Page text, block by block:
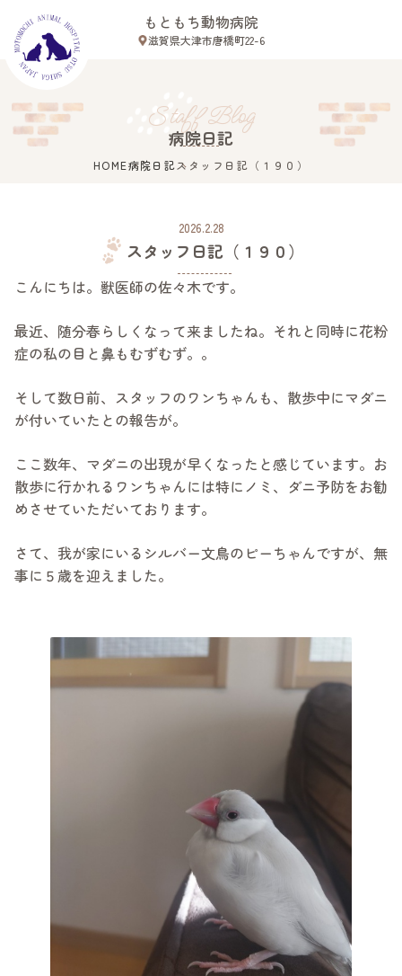
もともち動物病院
滋賀県大津市唐橋町22-6
滋賀県大津市唐橋町22-6
スタッフ紹介
診療案内
病院案内
初めての方へ
アクセス
Staff Blog
病院日記
HOME病院日記スタッフ日記（１９０）
2026.2.28
スタッフ日記（１９０）
こんにちは。獣医師の佐々木です。
最近、随分春らしくなって来ましたね。それと同時に花粉
症の私の目と鼻もむずむず。。
そして数日前、スタッフのワンちゃんも、散歩中にマダニ
が付いていたとの報告が。
ここ数年、マダニの出現が早くなったと感じています。お
散歩に行かれるワンちゃんには特にノミ、ダニ予防をお勧
めさせていただいております。
さて、我が家にいるシルバー文鳥のピーちゃんですが、無
事に５歳を迎えました。